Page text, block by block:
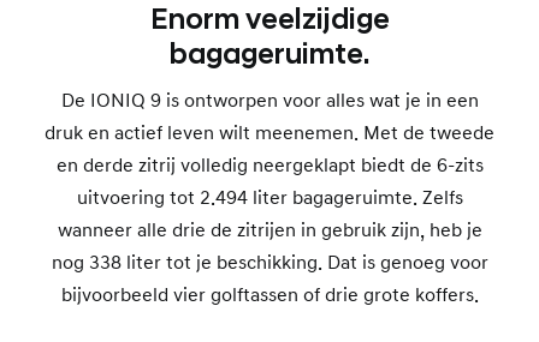
Enorm veelzijdige
bagageruimte.
De IONIQ 9 is ontworpen voor alles wat je in een
druk en actief leven wilt meenemen. Met de tweede
en derde zitrij volledig neergeklapt biedt de 6-zits
uitvoering tot 2.494 liter bagageruimte. Zelfs
wanneer alle drie de zitrijen in gebruik zijn, heb je
nog 338 liter tot je beschikking. Dat is genoeg voor
bijvoorbeeld vier golftassen of drie grote koffers.